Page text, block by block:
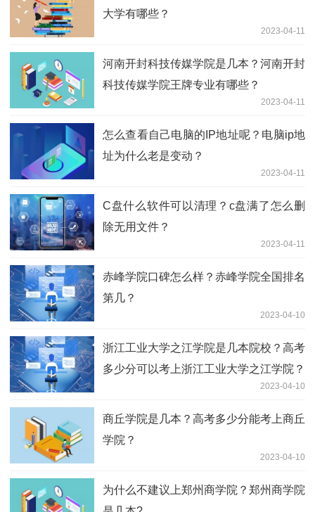
大学有哪些？
2023-04-11
河南开封科技传媒学院是几本？河南开封
科技传媒学院王牌专业有哪些？
2023-04-11
怎么查看自己电脑的IP地址呢？电脑ip地
址为什么老是变动？
2023-04-11
C盘什么软件可以清理？c盘满了怎么删
除无用文件？
2023-04-11
赤峰学院口碑怎么样？赤峰学院全国排名
第几？
2023-04-10
浙江工业大学之江学院是几本院校？高考
多少分可以考上浙江工业大学之江学院？
2023-04-10
商丘学院是几本？高考多少分能考上商丘
学院？
2023-04-10
为什么不建议上郑州商学院？郑州商学院